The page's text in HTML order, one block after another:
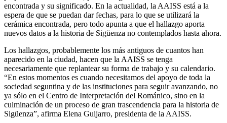
encontrada y su significado. En la actualidad, la AAISS está a la
espera de que se puedan dar fechas, para lo que se utilizará la
cerámica encontrada, pero todo apunta a que el hallazgo aporta
nuevos datos a la historia de Sigüenza no contemplados hasta ahora.
Los hallazgos, probablemente los más antiguos de cuantos han
aparecido en la ciudad, hacen que la AAISS se tenga
necesariamente que replantear su forma de trabajo y su calendario.
“En estos momentos es cuando necesitamos del apoyo de toda la
sociedad seguntina y de las instituciones para seguir avanzando, no
ya sólo en el Centro de Interpretación del Románico, sino en la
culminación de un proceso de gran trascendencia para la historia de
Sigüenza”, afirma Elena Guijarro, presidenta de la AAISS.